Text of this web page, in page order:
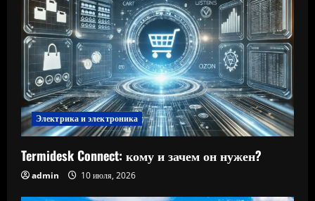
Электрика и электроника
Termidesk Connect: кому и зачем он нужен?
admin 10 июля, 2026